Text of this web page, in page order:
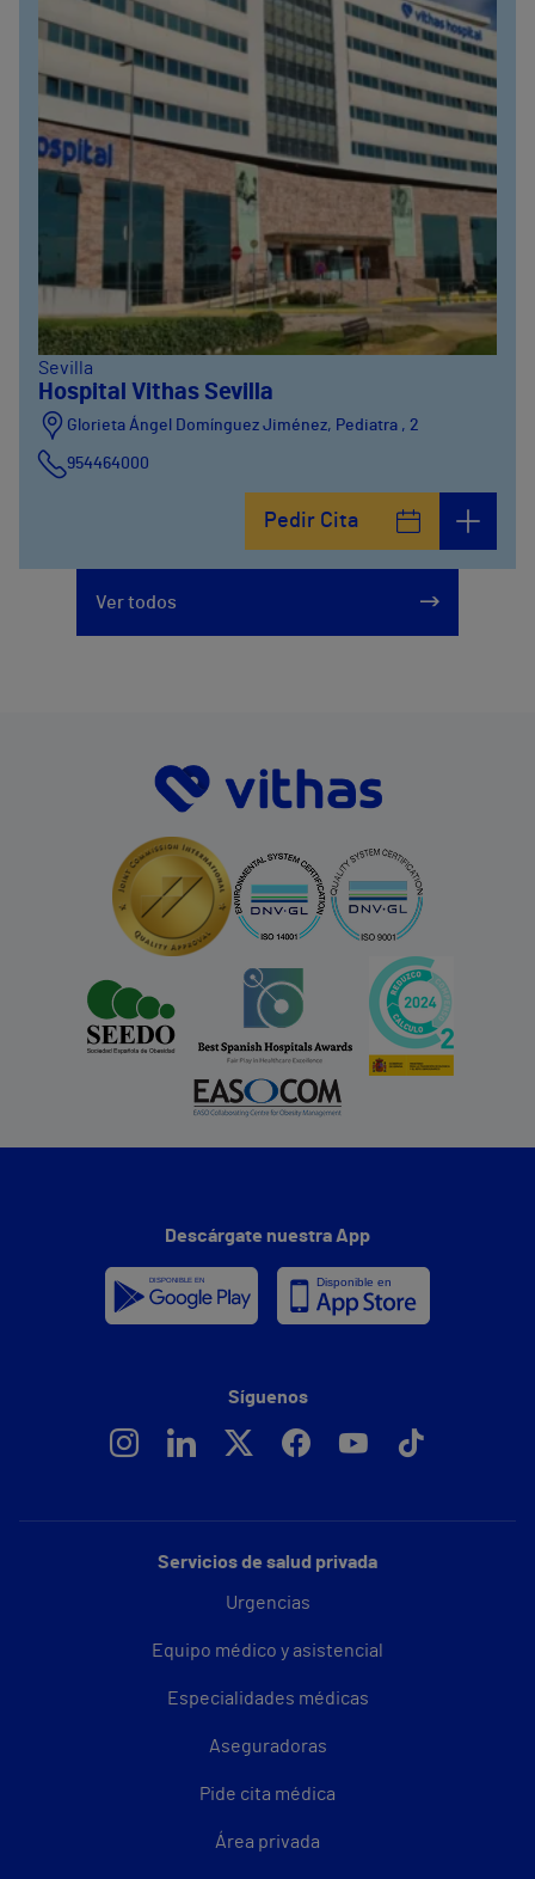
Sevilla
Hospital Vithas Sevilla
Glorieta Ángel Domínguez Jiménez, Pediatra , 2
954464000
Pedir Cita
Ver todos
Servicios de salud privada
Urgencias
Equipo médico y asistencial
Especialidades médicas
Aseguradoras
Pide cita médica
Área privada
Descárgate nuestra App
Síguenos